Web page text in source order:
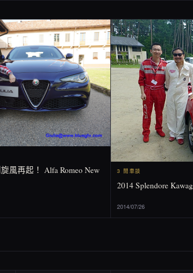
風再起！ Alfa Romeo New
3 閒車談
2014 Splendore
2014/07/26